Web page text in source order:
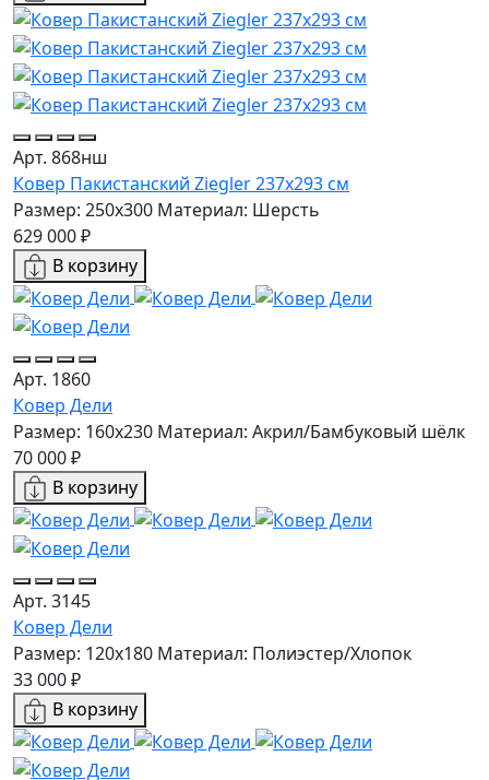
Арт. 868нш
Ковер Пакистанский Ziegler 237x293 см
Размер: 250x300 Материал: Шерсть
629 000 ₽
В корзину
Арт. 1860
Ковер Дели
Размер: 160х230 Материал: Акрил/Бамбуковый шёлк
70 000 ₽
В корзину
Арт. 3145
Ковер Дели
Размер: 120x180 Материал: Полиэстер/Хлопок
33 000 ₽
В корзину